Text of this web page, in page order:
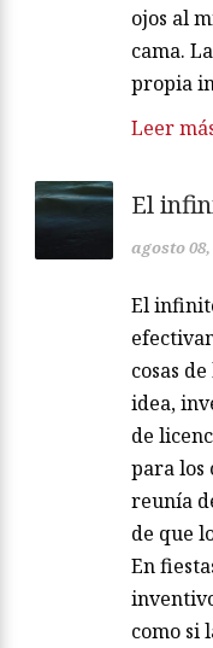
ojos al
cama.
propia
Leer
El
agosto 08,
El
cosas
idea,
de
para los
reunía
de que
En
como si